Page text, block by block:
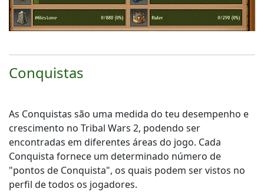
Conquistas
As Conquistas são uma medida do teu desempenho e
crescimento no Tribal Wars 2, podendo ser
encontradas em diferentes áreas do jogo. Cada
Conquista fornece um determinado número de
"pontos de Conquista", os quais podem ser vistos no
perfil de todos os jogadores.